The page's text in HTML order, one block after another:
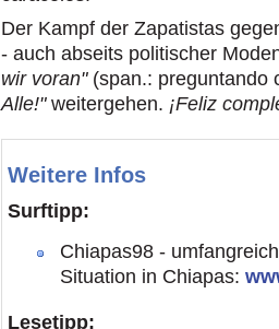
Der Kampf der Zapatistas
- auch abseits politischer
wir voran"(span.: preguntando
Alle!"weitergehen. ¡Feliz
Weitere Infos
Surftipp:
Chiapas98 -
Situation in Chiapas:
Lesetipp: